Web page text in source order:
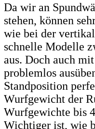
Da wir an
stehen, können
wie bei der
schnelle Modelle
aus. Doch auch
problemlos
Standposition
Wurfgewicht der
Wurfgewichte bis
Wichtiger ist, wie